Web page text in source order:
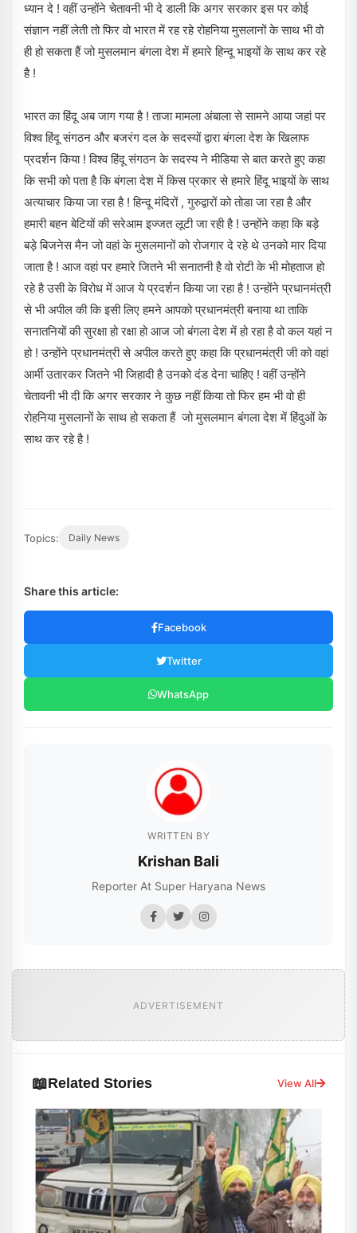
ध्यान दे ! वहीं उन्होंने चेतावनी भी दे डाली कि अगर सरकार इस पर कोई
संज्ञान नहीं लेती तो फिर वो भारत में रह रहे रोहनिया मुसलानों के साथ भी वो
ही हो सकता हैं जो मुसलमान बंगला देश में हमारे हिन्दू भाइयों के साथ कर रहे
है !
भारत का हिंदू अब जाग गया है ! ताजा मामला अंबाला से सामने आया जहां पर
विश्व हिंदू संगठन और बजरंग दल के सदस्यों द्वारा बंगला देश के खिलाफ
प्रदर्शन किया ! विश्व हिंदू संगठन के सदस्य ने मीडिया से बात करते हुए कहा
कि सभी को पता है कि बंगला देश में किस प्रकार से हमारे हिंदू भाइयों के साथ
अत्याचार किया जा रहा है ! हिन्दू मंदिरों , गुरुद्वारों को तोडा जा रहा है और
हमारी बहन बेटियों की सरेआम इज्जत लूटी जा रही है ! उन्होंने कहा कि बड़े
बड़े बिजनेस मैन जो वहां के मुसलमानों को रोजगार दे रहे थे उनको मार दिया
जाता है ! आज वहां पर हमारे जितने भी सनातनी है वो रोटी के भी मोहताज हो
रहे है उसी के विरोध में आज ये प्रदर्शन किया जा रहा है ! उन्होंने प्रधानमंत्री
से भी अपील की कि इसी लिए हमने आपको प्रधानमंत्री बनाया था ताकि
सनातनियों की सुरक्षा हो रक्षा हो आज जो बंगला देश में हो रहा है वो कल यहां न
हो ! उन्होंने प्रधानमंत्री से अपील करते हुए कहा कि प्रधानमंत्री जी को वहां
आर्मी उतारकर जितने भी जिहादी है उनको दंड देना चाहिए ! वहीं उन्होंने
चेतावनी भी दी कि अगर सरकार ने कुछ नहीं किया तो फिर हम भी वो ही
रोहनिया मुसलानों के साथ हो सकता हैं जो मुसलमान बंगला देश में हिंदुओं के
साथ कर रहे है !
Topics: Daily News
Share this article:
Facebook
Twitter
WhatsApp
WRITTEN BY
Krishan Bali
Reporter At Super Haryana News
ADVERTISEMENT
📖Related Stories View All